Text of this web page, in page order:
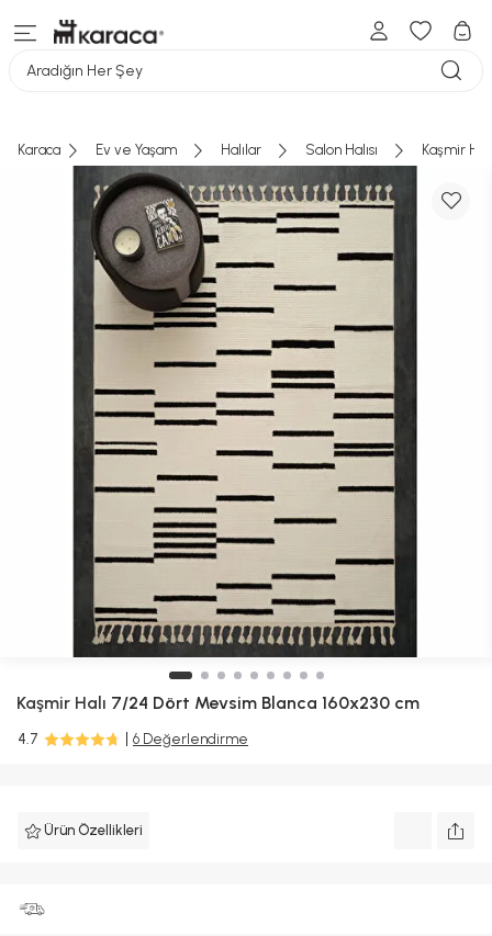
Aradığın Her Şey
Karaca Ev ve Yaşam Halılar Salon Halısı Kaşmir
Kaşmir Halı 7/24 Dört Mevsim Blanca 160x230 cm
4.7 6 Değerlendirme
Ürün Özellikleri